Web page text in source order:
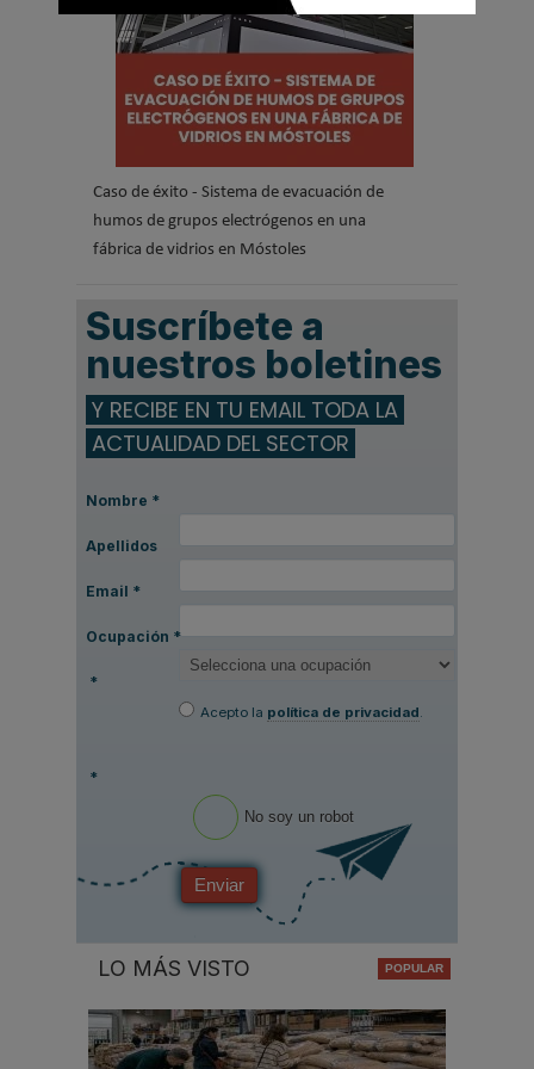
Caso de éxito - Sistema de evacuación de
humos de grupos electrógenos en una
fábrica de vidrios en Móstoles
Suscríbete a
nuestros boletines
Y RECIBE EN TU EMAIL TODA LA
ACTUALIDAD DEL SECTOR
Nombre *
Apellidos
Email *
Ocupación *
*
Acepto la política de privacidad.
*
No soy un robot
Enviar
LO MÁS VISTO